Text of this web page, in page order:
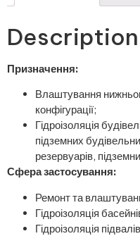
Description
Призначення:
Влаштування
конфігурації;
Гідроізоляція
підземних
резервуарів,
Сфера застосування:
Ремонт та
Гідроізоляція
Гідроізоляція